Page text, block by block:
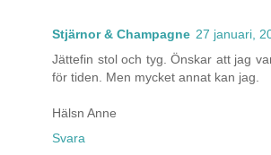
Stjärnor & Champagne 27 januari,
Jättefin stol och tyg. Önskar att jag
för tiden. Men mycket annat kan jag.
Hälsn Anne
Svara